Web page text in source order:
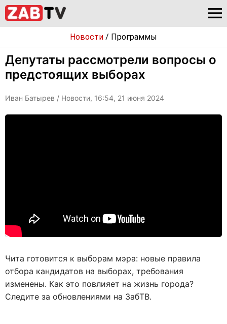
Новости / Программы
Депутаты рассмотрели вопросы о
предстоящих выборах
Иван Батырев / Новости, 16:54, 21 июня 2024
Чита готовится к выборам мэра: новые правила
отбора кандидатов на выборах, требования
изменены. Как это повлияет на жизнь города?
Следите за обновлениями на ЗабТВ.